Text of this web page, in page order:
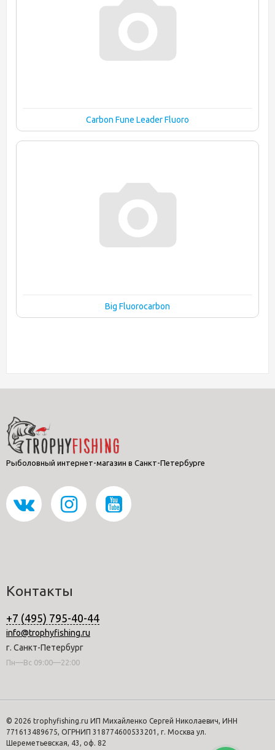
Carbon Fune Leader Fluoro
Big Fluorocarbon
Рыболовный интернет-магазин в Санкт-Петербурге
Контакты
+7 (495) 795-40-44
info@trophyfishing.ru
г. Санкт-Петербург
Пн—Вс 09:00—22:00
© 2026 trophyfishing.ru ИП Михайленко Сергей Николаевич, ИНН
771613489675, ОГРНИП 318774600533201, г. Москва ул.
Шереметьевская, 43, оф. 82